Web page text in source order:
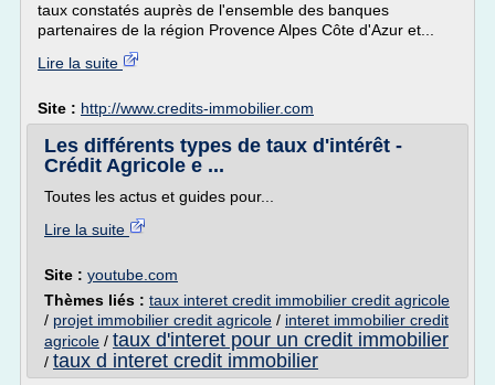
taux constatés auprès de l'ensemble des banques
partenaires de la région Provence Alpes Côte d'Azur et...
Lire la suite
Site : http://www.credits-immobilier.com
Les différents types de taux d'intérêt -
Crédit Agricole e ...
Toutes les actus et guides pour...
Lire la suite
Site : youtube.com
Thèmes liés : taux interet credit immobilier credit agricole
/ projet immobilier credit agricole / interet immobilier credit
agricole / taux d'interet pour un credit immobilier
/ taux d interet credit immobilier